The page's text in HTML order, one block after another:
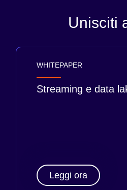
Unisciti
WHITEPAPER
Streaming e data
Leggi ora